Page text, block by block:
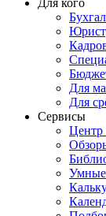
Для кого
Для
Для
Сервисы
Центр
Умные